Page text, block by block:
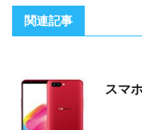
関連記事
スマ